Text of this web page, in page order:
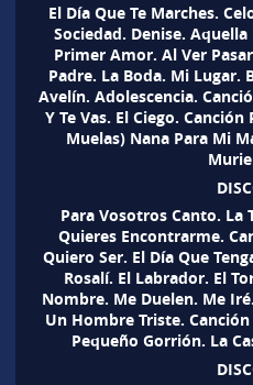
El Día Que Te Marches.
Sociedad. Denise.
Primer Amor. Al Ver
Padre. La Boda. Mi Lugar.
Avelín. Adolescencia.
Y Te Vas. El Ciego.
Muelas) Nana Para Mi
Para Vosotros Canto. La
Quieres Encontrarme.
Quiero Ser. El Día Que
Rosalí. El Labrador. El
Nombre. Me Duelen. Me
Un Hombre Triste.
Pequeño Gorrión. La